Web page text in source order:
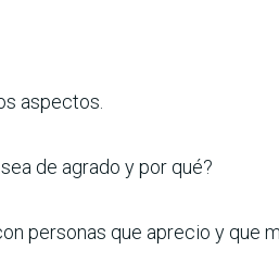
aspectos.
de agrado y por qué?
personas que aprecio y que